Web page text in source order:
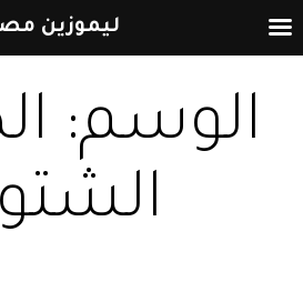
الوسم:
ليموزين